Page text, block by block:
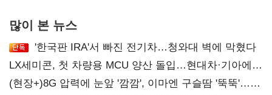
많이 본 뉴스
'한국판 IRA'서 빠진 전기차…청와대 벽에 막혔다
LX세미콘, 첫 차량용 MCU 양산 돌입…현대차·기아에
공급
(현장+)8G 압력에 눈앞 '깜깜', 이마엔 구슬땀 '뚝뚝'…